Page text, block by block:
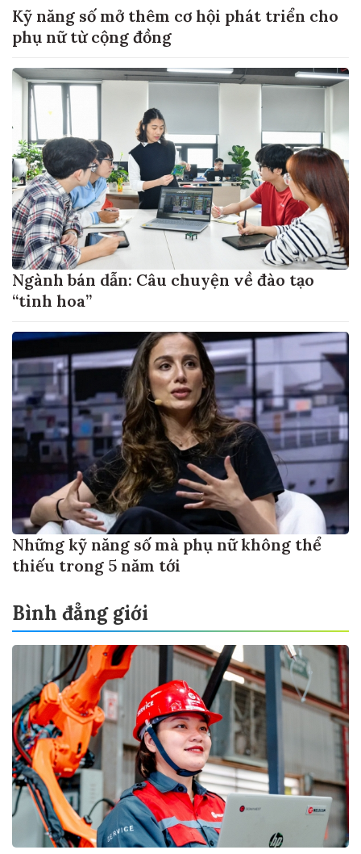
Kỹ năng số mở thêm cơ hội phát triển cho
phụ nữ từ cộng đồng
Ngành bán dẫn: Câu chuyện về đào tạo
“tinh hoa”
Những kỹ năng số mà phụ nữ không thể
thiếu trong 5 năm tới
Bình đẳng giới